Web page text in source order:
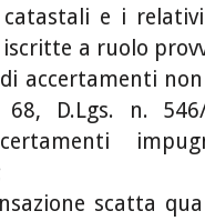
e i
iscritte a ruolo
accertamenti
D.Lgs. n.
scatta